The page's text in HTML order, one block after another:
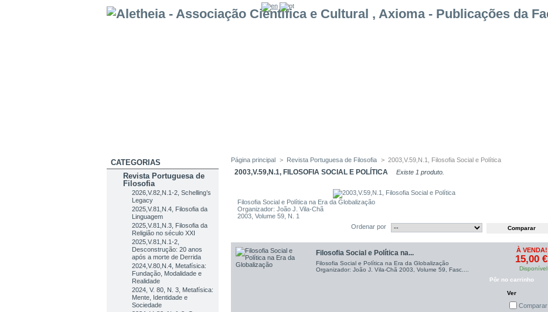
CATEGORIAS
Revista Portuguesa de
Filosofia
2026,V.82,N.1-2, Schelling’s
Legacy
2025,V.81,N.4, Filosofia da
Linguagem
2025,V.81,N.3, Filosofia da
Religião no século XXI
2025,V.81,N.1-2,
Desconstrução: 20 anos
após a morte de Derrida
2024,V.80,N.4, Metafísica:
Fundação, Modalidade e
Realidade
2024, V. 80, N. 3, Metafísica:
Mente, Identidade e
Sociedade
Página principal > Revista Portuguesa de Filosofia > 2003,V.59,N.1, Filosofia Social e Política
2003,V.59,N.1, FILOSOFIA SOCIAL E POLÍTICA Existe 1 produto.
Filosofia Social e Política na Era da Globalização
Organizador: João J. Vila-Chã
2003, Volume 59, N. 1
Ordenar por
Filosofia Social e Política na...
Filosofia Social e Política na Era da Globalização
Organizador: João J. Vila-Chã 2003, Volume 59, Fasc....
À VENDA!
15,00 €
Disponível
Pôr no carrinho
Ver
Comparar